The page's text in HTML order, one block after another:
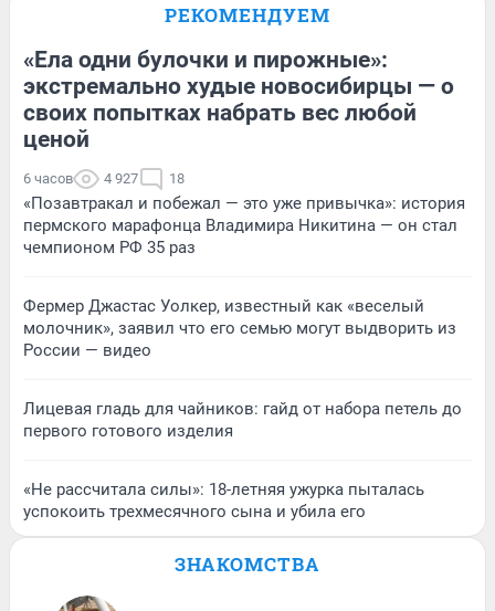
РЕКОМЕНДУЕМ
«Ела одни булочки и пирожные»:
экстремально худые новосибирцы — о
своих попытках набрать вес любой
ценой
6 часов 4 927 18
«Позавтракал и побежал — это уже привычка»: история
пермского марафонца Владимира Никитина — он стал
чемпионом РФ 35 раз
Фермер Джастас Уолкер, известный как «веселый
молочник», заявил что его семью могут выдворить из
России — видео
Лицевая гладь для чайников: гайд от набора петель до
первого готового изделия
«Не рассчитала силы»: 18-летняя ужурка пыталась
успокоить трехмесячного сына и убила его
ЗНАКОМСТВА